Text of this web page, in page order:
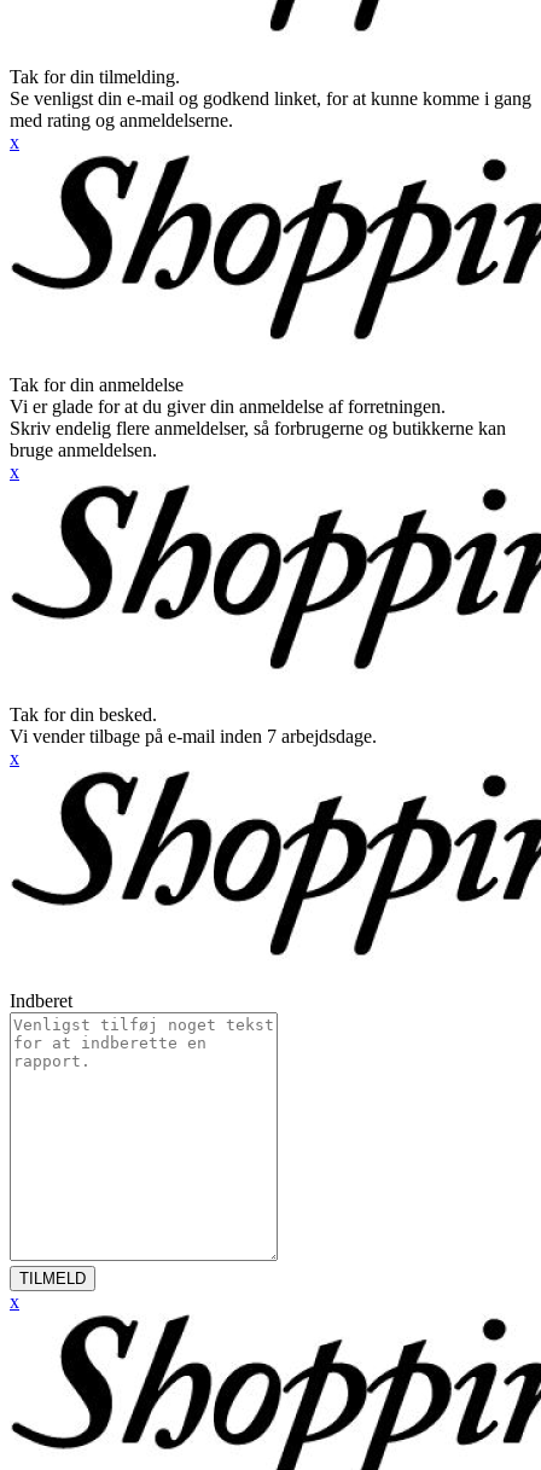
Tak for din tilmelding.
Se venligst din e-mail og godkend linket, for at kunne komme i gang
med rating og anmeldelserne.
x
Tak for din anmeldelse
Vi er glade for at du giver din anmeldelse af forretningen.
Skriv endelig flere anmeldelser, så forbrugerne og butikkerne kan
bruge anmeldelsen.
x
Tak for din besked.
Vi vender tilbage på e-mail inden 7 arbejdsdage.
x
Indberet
TILMELD
x